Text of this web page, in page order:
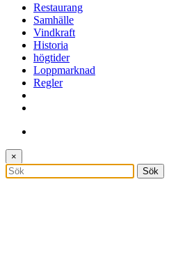
Restaurang
Samhälle
Vindkraft
Historia
högtider
Loppmarknad
Regler
×